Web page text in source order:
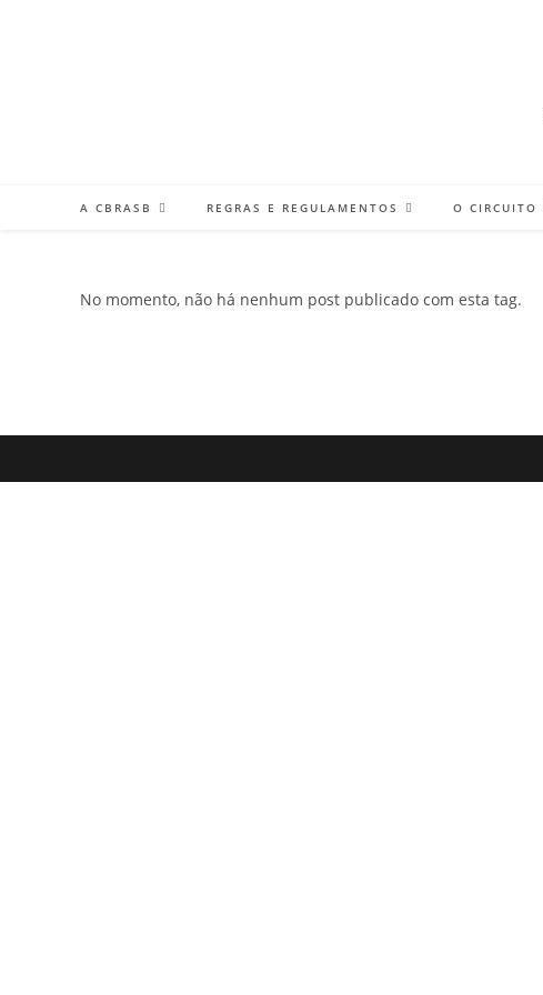
A CBRASB REGRAS E REGULAMENTOS O CIRCUITO
No momento, não há nenhum post publicado com esta tag.